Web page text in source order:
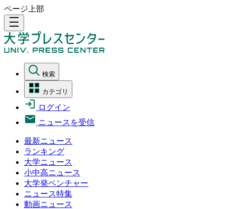
ページ上部
density_medium
検索
カテゴリ
ログイン
ニュースを受信
最新ニュース
ランキング
大学ニュース
小中高ニュース
大学発ベンチャー
ニュース特集
動画ニュース